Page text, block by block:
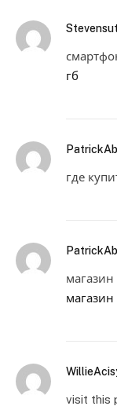
Stevensut
гб
где
магазин
visit this